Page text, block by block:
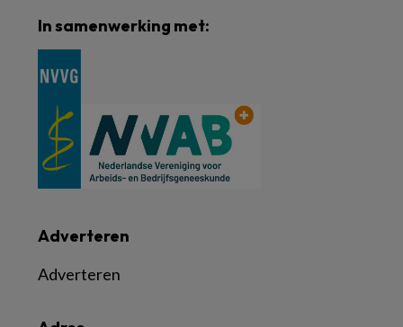
Adverteren
Adverteren
In samenwerking met: